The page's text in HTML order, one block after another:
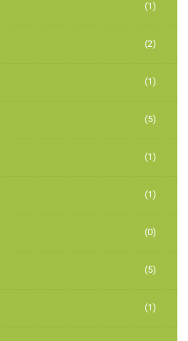
(1)
(2)
(1)
(5)
(1)
(1)
(0)
(5)
(1)